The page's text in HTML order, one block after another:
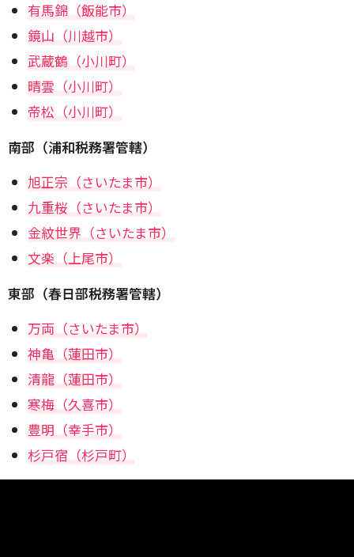
有馬錦（飯能市）
鏡山（川越市）
武蔵鶴（小川町）
晴雲（小川町）
帝松（小川町）
南部（浦和税務署管轄）
旭正宗（さいたま市）
九重桜（さいたま市）
金紋世界（さいたま市）
文楽（上尾市）
東部（春日部税務署管轄）
万両（さいたま市）
神亀（蓮田市）
清龍（蓮田市）
寒梅（久喜市）
豊明（幸手市）
杉戸宿（杉戸町）